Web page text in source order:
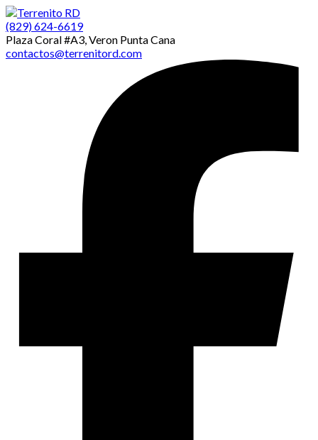
(829) 624-6619
Plaza Coral #A3, Veron Punta Cana
contactos@terrenitord.com